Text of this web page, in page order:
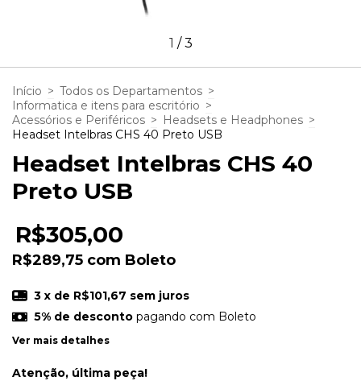
1 /3
Início > Todos os Departamentos >
Informatica e itens para escritório >
Acessórios e Periféricos > Headsets e Headphones >
Headset Intelbras CHS 40 Preto USB
Headset Intelbras CHS 40
Preto USB
R$305,00
R$289,75 com Boleto
3 x de R$101,67 sem juros
5% de descontopagando com Boleto
Ver mais detalhes
Atenção, última peça!